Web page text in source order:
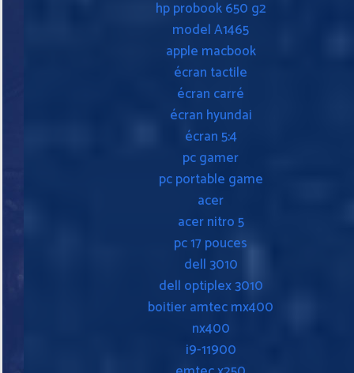
hp probook 650 g2
model A1465
apple macbook
écran tactile
écran carré
écran hyundai
écran 5:4
pc gamer
pc portable game
acer
acer nitro 5
pc 17 pouces
dell 3010
dell optiplex 3010
boitier amtec mx400
nx400
i9-11900